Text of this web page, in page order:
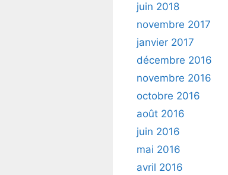
juin 2018
novembre 2017
janvier 2017
décembre 2016
novembre 2016
octobre 2016
août 2016
juin 2016
mai 2016
avril 2016